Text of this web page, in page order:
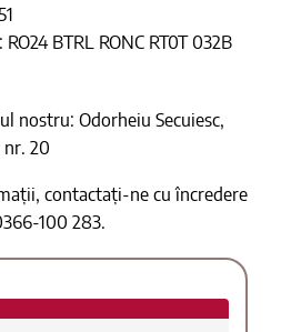
BTRL RONC RT0T 032B
nostru: Odorheiu Secuiesc,
20
contactați-ne cu încredere
100 283.